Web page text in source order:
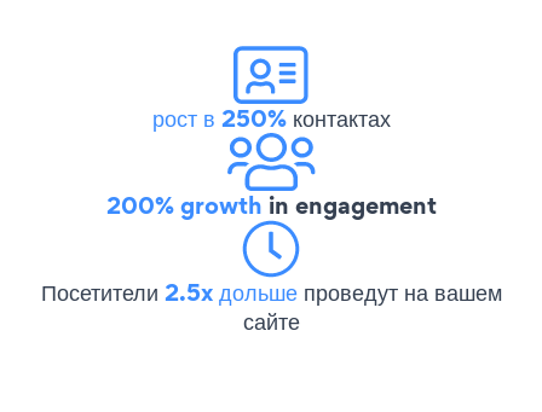
рост в 250%контактах
200% growth in engagement
Посетители 2.5x дольше проведут на вашем
сайте